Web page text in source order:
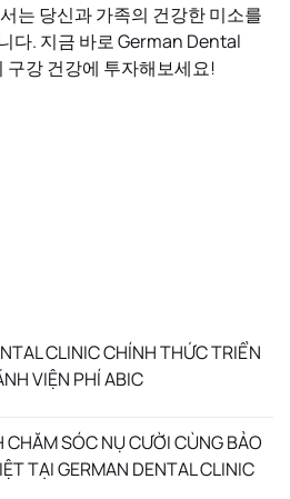
는 당신과 가족의 건강한 미소를
다. 지금 바로 German Dental
강 건강에 투자해보세요!
CLINIC CHÍNH THỨC TRIỂN
VIỆN PHÍ ABIC
SÓC NỤ CƯỜI CÙNG BẢO
TẠI GERMAN DENTAL CLINIC